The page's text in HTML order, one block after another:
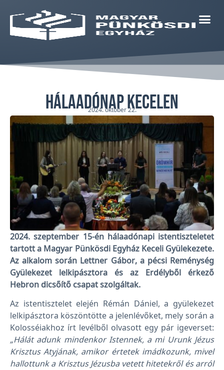
Hálaadónap Kecelen
2024. október 22.
2024. szeptember 15-én hálaadónapi istentiszteletet
tartott a Magyar Pünkösdi Egyház Keceli Gyülekezete.
Az alkalom során Lettner Gábor, a pécsi Reménység
Gyülekezet lelkipásztora és az Erdélyből érkező
Hebron dicsőítő csapat szolgáltak.
Az istentisztelet elején Rémán Dániel, a gyülekezet
lelkipásztora köszöntötte a jelenlévőket, mely során a
Kolosséiakhoz írt levélből olvasott egy pár igeverset:
„Hálát adunk mindenkor Istennek, a mi Urunk Jézus
Krisztus Atyjának, amikor értetek imádkozunk, mivel
hallottunk a Krisztus Jézusba vetett hitetekről és arról